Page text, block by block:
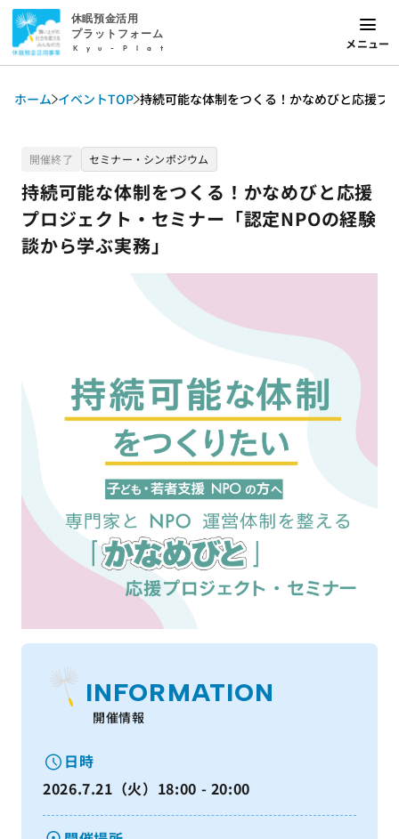
休眠預金活用
プラットフォーム
Kyu-Plat メニュー
ホーム イベントTOP 持続可能な体制をつくる！かなめびと応援プ
開催終了 セミナー・シンポジウム
持続可能な体制をつくる！かなめびと応援
プロジェクト・セミナー「認定NPOの経験
談から学ぶ実務」
INFORMATION
開催情報
日時
2026.7.21（火）18:00 - 20:00